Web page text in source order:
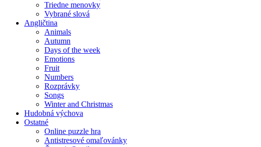
Triedne menovky
Vybrané slová
Angličtina
Animals
Autumn
Days of the week
Emotions
Fruit
Numbers
Rozprávky
Songs
Winter and Christmas
Hudobná výchova
Ostatné
Online puzzle hra
Antistresové omaľovánky